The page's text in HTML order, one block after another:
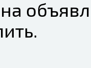
на